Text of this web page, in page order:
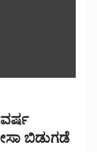
ವರ್ಷ
ಬಿಡುಗಡೆ